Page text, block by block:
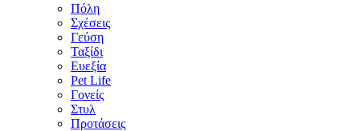
Πόλη
Σχέσεις
Γεύση
Ταξίδι
Ευεξία
Pet Life
Γονείς
Στυλ
Προτάσεις